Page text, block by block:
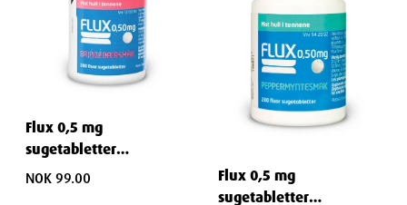
Flux 0,5 mg
sugetabletter
bringebærsmak 200 stk
NOK 99.00
Flux 0,5 mg
sugetabletter